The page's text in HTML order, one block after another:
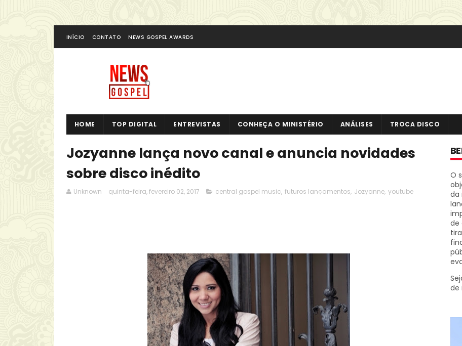
INÍCIO CONTATO NEWS GOSPEL AWARDS
HOME TOP DIGITAL ENTREVISTAS CONHEÇA O MINISTÉRIO ANÁLISES TROCA DISCO
Jozyanne lança novo canal e anuncia novidades
sobre disco inédito
Unknown quinta-feira, fevereiro 02, 2017 central gospel music, futuros lançamentos, Jozyanne, youtube
O
da
de
de